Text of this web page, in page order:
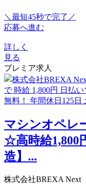
＼最短45秒で完了／
応募へ進む
詳しく
見る
プレミア求人
マシンオペレ
☆高時給1,800
造】...
株式会社BREXA Next